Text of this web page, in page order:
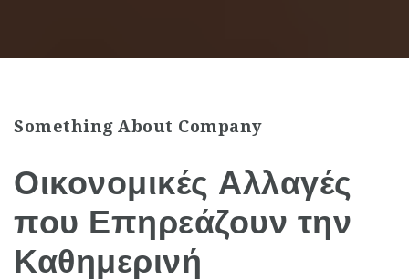
Something About Company
Οικονομικές Αλλαγές
που Επηρεάζουν την
Καθημερινή